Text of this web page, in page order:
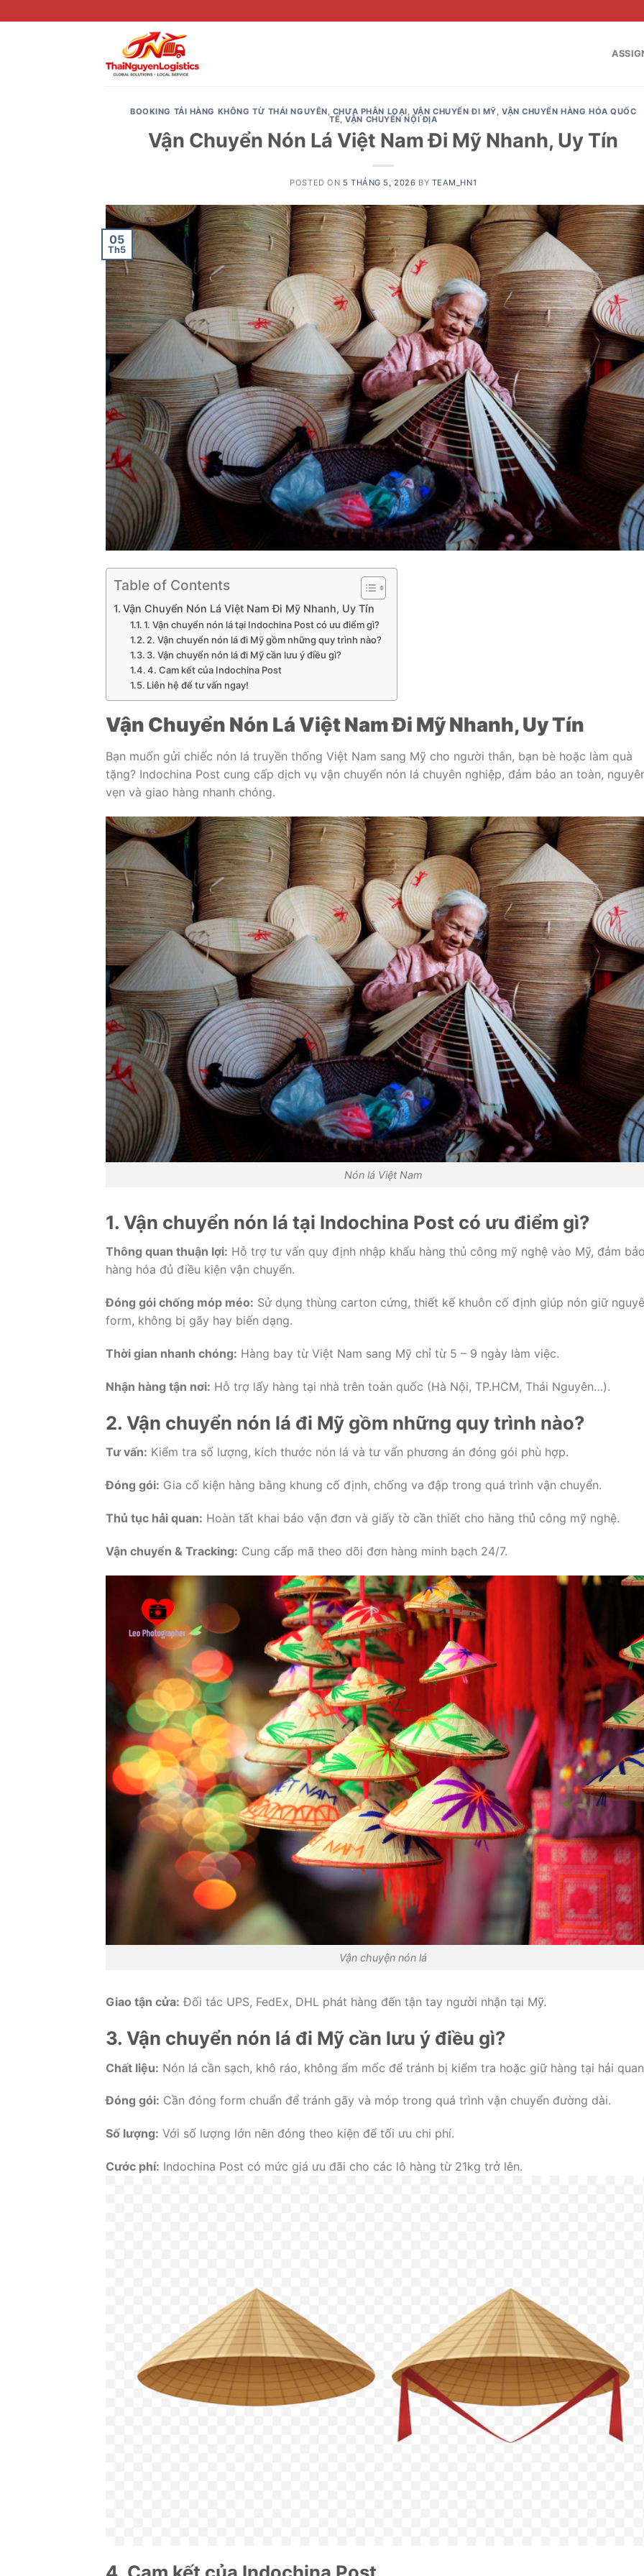
to
BOOKING TẢI HÀNG KHÔNG TỪ THÁI NGUYÊN, CHƯA PHÂN LOẠI, VẬN CHUYỂN ĐI MỸ, VẬN CHUYỂN HÀNG HÓA QUỐC
TẾ,VẬN CHUYỂN NỘI ĐỊA
Vận Chuyển Nón Lá Việt Nam Đi Mỹ Nhanh, Uy Tín
POSTED ON 5 THÁNG 5, 2026 BY TEAM_HN1
05
Th5
Table of Contents
Vận Chuyển Nón Lá Việt Nam Đi Mỹ Nhanh, Uy Tín
1. Vận chuyển nón lá tại Indochina Post có ưu điểm gì?
2. Vận chuyển nón lá đi Mỹ gồm những quy trình nào?
3. Vận chuyển nón lá đi Mỹ cần lưu ý điều gì?
4. Cam kết của Indochina Post
Liên hệ để tư vấn ngay!
Vận Chuyển Nón Lá Việt Nam Đi Mỹ Nhanh, Uy Tín
Bạn muốn gửi chiếc nón lá truyền thống Việt Nam sang Mỹ cho người thân, bạn bè hoặc làm quà
tặng? Indochina Post cung cấp dịch vụ vận chuyển nón lá chuyên nghiệp, đảm bảo an toàn,
vẹn và giao hàng nhanh chóng.
Nón lá Việt Nam
1. Vận chuyển nón lá tại Indochina Post có ưu điểm gì?
Thông quan thuận lợi: Hỗ trợ tư vấn quy định nhập khẩu hàng thủ công mỹ nghệ vào Mỹ, đảm
hàng hóa đủ điều kiện vận chuyển.
Đóng gói chống móp méo: Sử dụng thùng carton cứng, thiết kế khuôn cố định giúp nón giữ
form, không bị gãy hay biến dạng.
Thời gian nhanh chóng: Hàng bay từ Việt Nam sang Mỹ chỉ từ 5 – 9 ngày làm việc.
Nhận hàng tận nơi: Hỗ trợ lấy hàng tại nhà trên toàn quốc (Hà Nội, TP.HCM, Thái Nguyên…).
2. Vận chuyển nón lá đi Mỹ gồm những quy trình nào?
Tư vấn: Kiểm tra số lượng, kích thước nón lá và tư vấn phương án đóng gói phù hợp.
Đóng gói: Gia cố kiện hàng bằng khung cố định, chống va đập trong quá trình vận chuyển.
Thủ tục hải quan: Hoàn tất khai báo vận đơn và giấy tờ cần thiết cho hàng thủ công mỹ nghệ.
Vận chuyển & Tracking: Cung cấp mã theo dõi đơn hàng minh bạch 24/7.
Vận chuyện nón lá
Giao tận cửa: Đối tác UPS, FedEx, DHL phát hàng đến tận tay người nhận tại Mỹ.
3. Vận chuyển nón lá đi Mỹ cần lưu ý điều gì?
Chất liệu: Nón lá cần sạch, khô ráo, không ẩm mốc để tránh bị kiểm tra hoặc giữ hàng tại hải
Đóng gói: Cần đóng form chuẩn để tránh gãy và móp trong quá trình vận chuyển đường dài.
Số lượng: Với số lượng lớn nên đóng theo kiện để tối ưu chi phí.
Cước phí: Indochina Post có mức giá ưu đãi cho các lô hàng từ 21kg trở lên.